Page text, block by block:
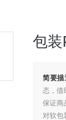
包装
简要描
态，借
保证商
对软包